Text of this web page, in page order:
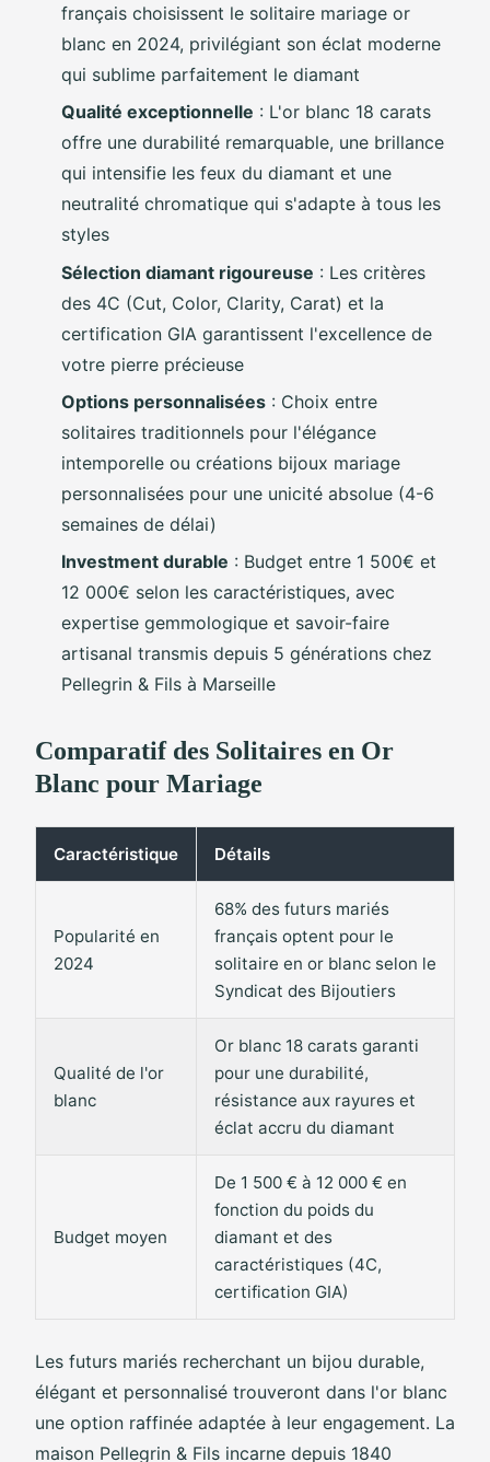
français choisissent le solitaire mariage or
blanc en 2024, privilégiant son éclat moderne
qui sublime parfaitement le diamant
Qualité exceptionnelle : L'or blanc 18 carats
offre une durabilité remarquable, une brillance
qui intensifie les feux du diamant et une
neutralité chromatique qui s'adapte à tous les
styles
Sélection diamant rigoureuse : Les critères
des 4C (Cut, Color, Clarity, Carat) et la
certification GIA garantissent l'excellence de
votre pierre précieuse
Options personnalisées : Choix entre
solitaires traditionnels pour l'élégance
intemporelle ou créations bijoux mariage
personnalisées pour une unicité absolue (4-6
semaines de délai)
Investment durable : Budget entre 1 500€ et
12 000€ selon les caractéristiques, avec
expertise gemmologique et savoir-faire
artisanal transmis depuis 5 générations chez
Pellegrin & Fils à Marseille
Comparatif des Solitaires en Or
Blanc pour Mariage
Caractéristique Détails
Popularité en
2024
68% des futurs mariés
français optent pour le
solitaire en or blanc selon le
Syndicat des Bijoutiers
Qualité de l'or
blanc
Or blanc 18 carats garanti
pour une durabilité,
résistance aux rayures et
éclat accru du diamant
Budget moyen
De 1 500 € à 12 000 € en
fonction du poids du
diamant et des
caractéristiques (4C,
certification GIA)
Les futurs mariés recherchant un bijou durable,
élégant et personnalisé trouveront dans l'or blanc
une option raffinée adaptée à leur engagement. La
maison Pellegrin & Fils incarne depuis 1840